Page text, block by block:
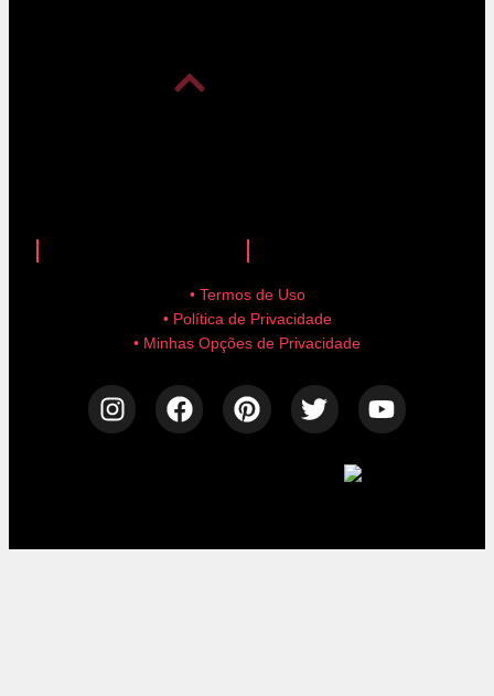
• Termos de Uso
• Política de Privacidade
• Minhas Opções de Privacidade